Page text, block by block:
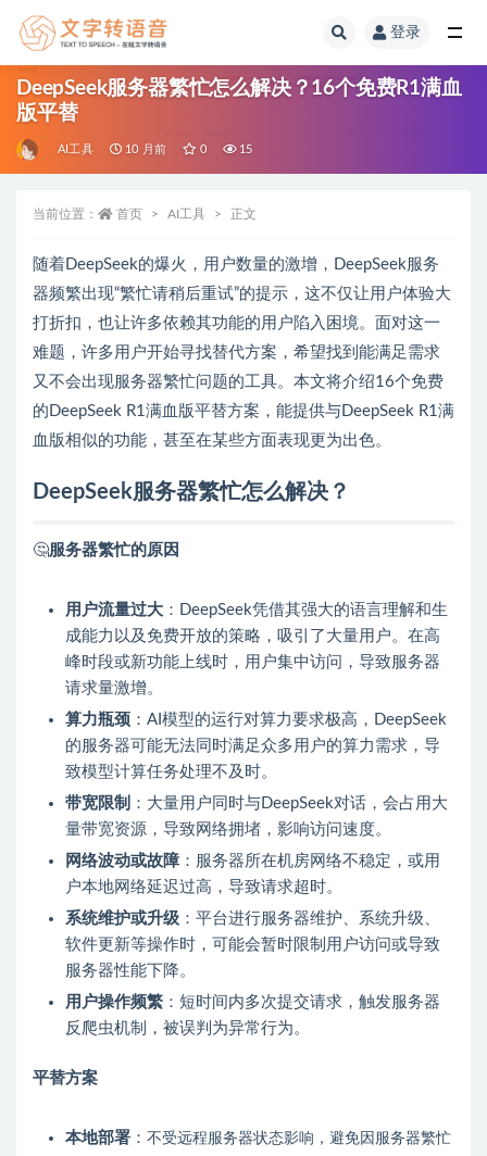
登录
DeepSeek服务器繁忙怎么解决？16个免费R1满血
版平替
AI工具 10 月前 0 15
当前位置： 首页 AI工具 正文
随着DeepSeek的爆火，用户数量的激增，DeepSeek服务
器频繁出现“繁忙请稍后重试”的提示，这不仅让用户体验大
打折扣，也让许多依赖其功能的用户陷入困境。面对这一
难题，许多用户开始寻找替代方案，希望找到能满足需求
又不会出现服务器繁忙问题的工具。本文将介绍16个免费
的DeepSeek R1满血版平替方案，能提供与DeepSeek R1满
血版相似的功能，甚至在某些方面表现更为出色。
DeepSeek服务器繁忙怎么解决？
🤔服务器繁忙的原因
用户流量过大 ：DeepSeek凭借其强大的语言理解和生
成能力以及免费开放的策略，吸引了大量用户。在高
峰时段或新功能上线时，用户集中访问，导致服务器
请求量激增。
算力瓶颈 ：AI模型的运行对算力要求极高，DeepSeek
的服务器可能无法同时满足众多用户的算力需求，导
致模型计算任务处理不及时。
带宽限制 ：大量用户同时与DeepSeek对话，会占用大
量带宽资源，导致网络拥堵，影响访问速度。
网络波动或故障 ：服务器所在机房网络不稳定，或用
户本地网络延迟过高，导致请求超时。
系统维护或升级 ：平台进行服务器维护、系统升级、
软件更新等操作时，可能会暂时限制用户访问或导致
服务器性能下降。
用户操作频繁 ：短时间内多次提交请求，触发服务器
反爬虫机制，被误判为异常行为。
平替方案
本地部署 ： 不受远程服务器状态影响，避免因服务器繁忙